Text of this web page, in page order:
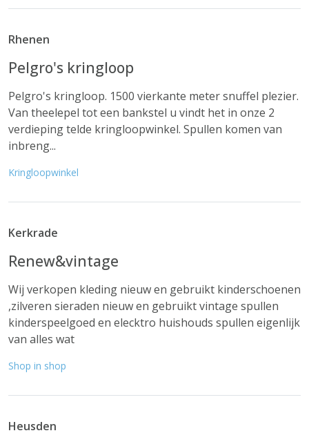
Rhenen
Pelgro's kringloop
Pelgro's kringloop. 1500 vierkante meter snuffel plezier.
Van theelepel tot een bankstel u vindt het in onze 2
verdieping telde kringloopwinkel. Spullen komen van
inbreng...
Kringloopwinkel
Kerkrade
Renew&vintage
Wij verkopen kleding nieuw en gebruikt kinderschoenen
,zilveren sieraden nieuw en gebruikt vintage spullen
kinderspeelgoed en elecktro huishouds spullen eigenlijk
van alles wat
Shop in shop
Heusden